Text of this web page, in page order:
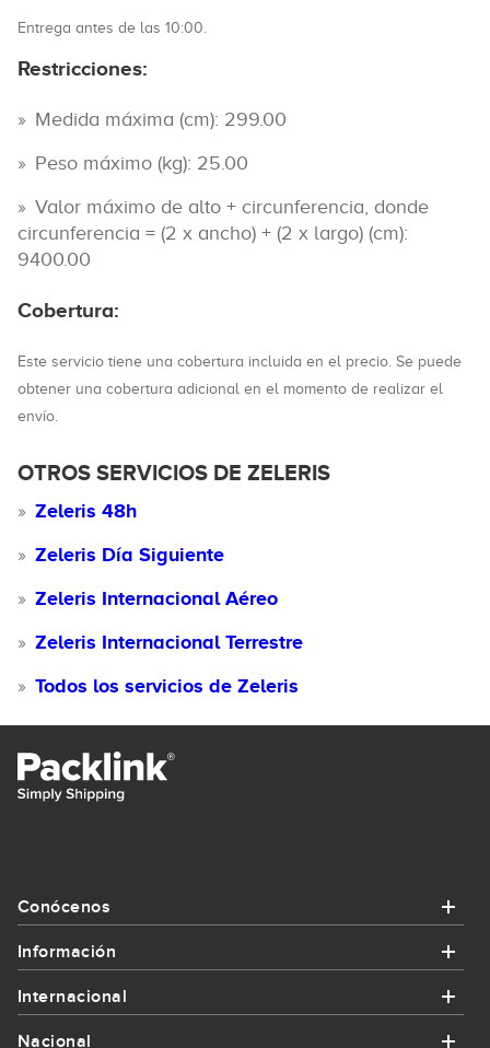
Entrega antes de las 10:00.
Restricciones:
Medida máxima (cm): 299.00
Peso máximo (kg): 25.00
Valor máximo de alto + circunferencia, donde
circunferencia = (2 x ancho) + (2 x largo) (cm):
9400.00
Cobertura:
Este servicio tiene una cobertura incluida en el precio. Se puede
obtener una cobertura adicional en el momento de realizar el
envío.
OTROS SERVICIOS DE ZELERIS
Zeleris 48h
Zeleris Día Siguiente
Zeleris Internacional Aéreo
Zeleris Internacional Terrestre
Todos los servicios de Zeleris
Conócenos
Información
Internacional
Nacional